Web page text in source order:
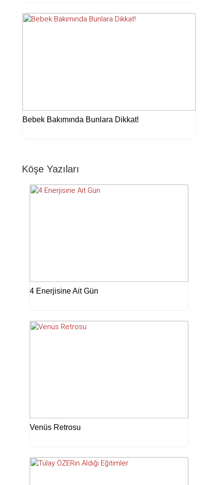
Bebek Bakımında Bunlara Dikkat!
Köşe Yazıları
4 Enerjisine Ait Gün
Venüs Retrosu